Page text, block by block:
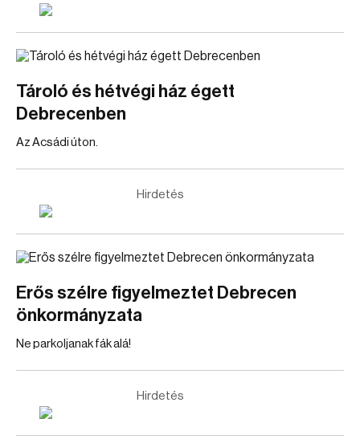
Tároló és hétvégi ház égett
Debrecenben
Az Acsádi úton.
Hirdetés
Erős szélre figyelmeztet Debrecen
önkormányzata
Ne parkoljanak fák alá!
Hirdetés